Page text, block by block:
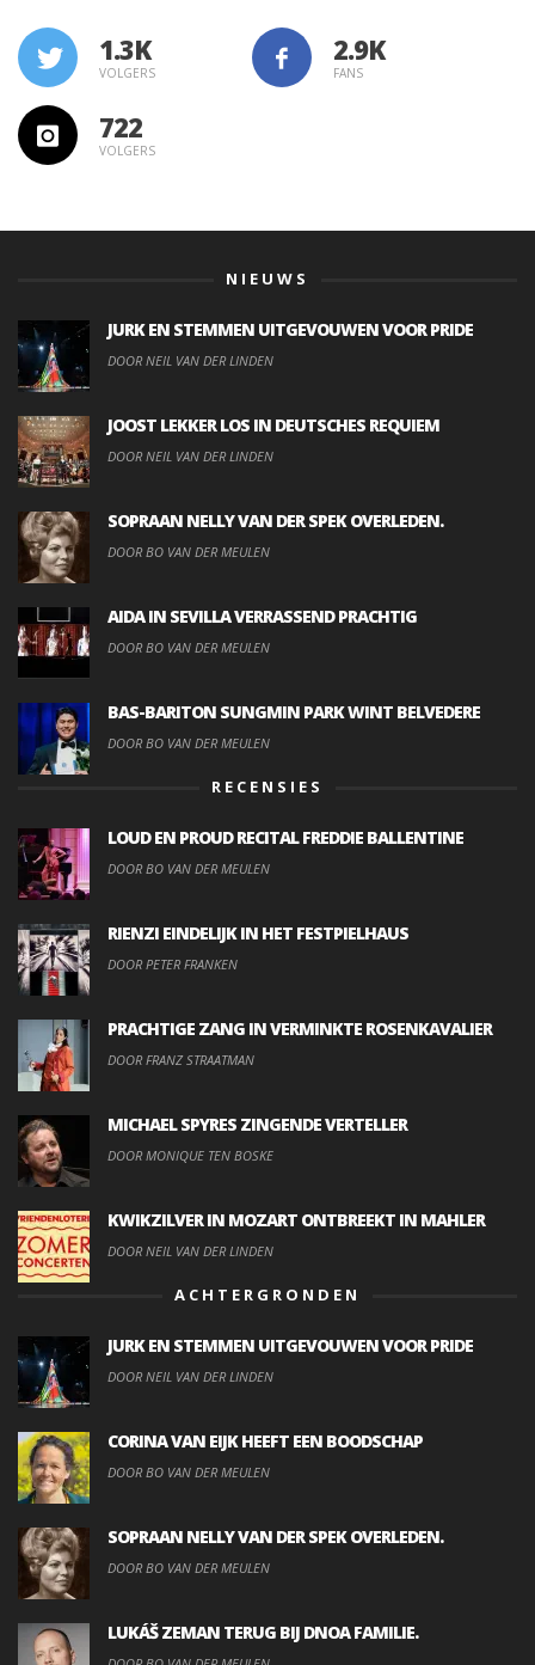
1.3K
VOLGERS FANS
722
VOLGERS
NIEUWS
JURK EN STEMMEN UITGEVOUWEN VOOR PRIDE
DOOR NEIL VAN DER LINDEN
JOOST LEKKER LOS IN DEUTSCHES REQUIEM
DOOR NEIL VAN DER LINDEN
SOPRAAN NELLY VAN DER SPEK OVERLEDEN.
DOOR BO VAN DER MEULEN
AIDA IN SEVILLA VERRASSEND PRACHTIG
DOOR BO VAN DER MEULEN
BAS-BARITON SUNGMIN PARK WINT BELVEDERE
DOOR BO VAN DER MEULEN
RECENSIES
LOUD EN PROUD RECITAL FREDDIE BALLENTINE
DOOR BO VAN DER MEULEN
RIENZI EINDELIJK IN HET FESTPIELHAUS
DOOR PETER FRANKEN
PRACHTIGE ZANG IN VERMINKTE ROSENKAVALIER
DOOR FRANZ STRAATMAN
MICHAEL SPYRES ZINGENDE VERTELLER
DOOR MONIQUE TEN BOSKE
KWIKZILVER IN MOZART ONTBREEKT IN MAHLER
DOOR NEIL VAN DER LINDEN
ACHTERGRONDEN
JURK EN STEMMEN UITGEVOUWEN VOOR PRIDE
DOOR NEIL VAN DER LINDEN
CORINA VAN EIJK HEEFT EEN BOODSCHAP
DOOR BO VAN DER MEULEN
SOPRAAN NELLY VAN DER SPEK OVERLEDEN.
DOOR BO VAN DER MEULEN
LUKÁŠ ZEMAN TERUG BIJ DNOA FAMILIE.